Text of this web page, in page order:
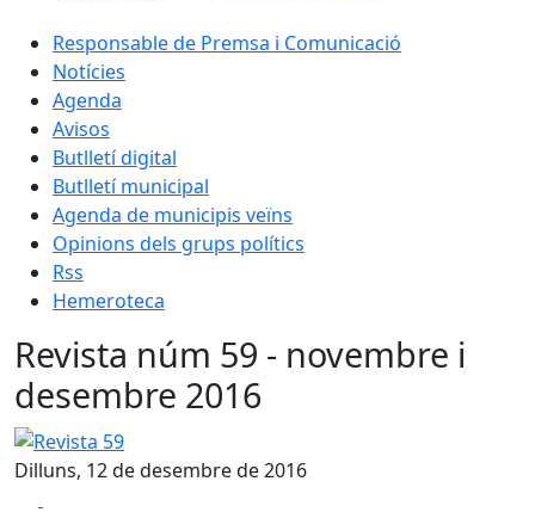
Responsable de Premsa i Comunicació
Notícies
Agenda
Avisos
Butlletí digital
Butlletí municipal
Agenda de municipis veïns
Opinions dels grups polítics
Rss
Hemeroteca
Revista núm 59 - novembre i
desembre 2016
Revista 59
Dilluns, 12 de desembre de 2016